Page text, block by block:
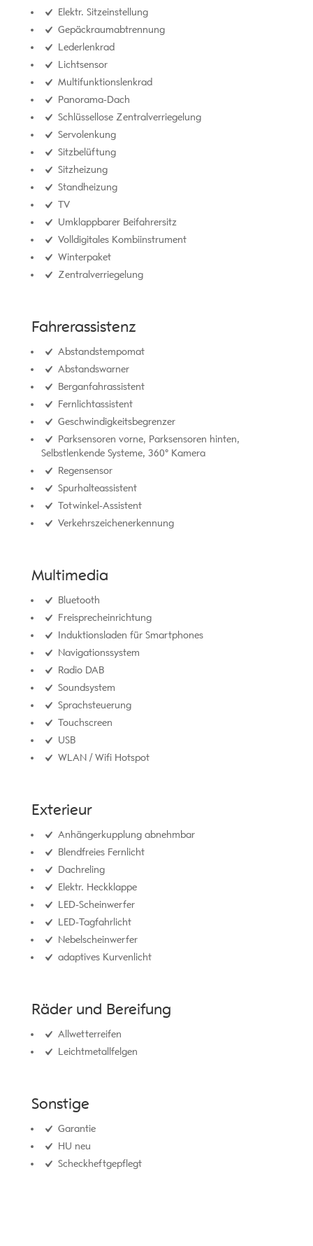
Elektr. Sitzeinstellung
Gepäckraumabtrennung
Lederlenkrad
Lichtsensor
Multifunktionslenkrad
Panorama-Dach
Schlüssellose Zentralverriegelung
Servolenkung
Sitzbelüftung
Sitzheizung
Standheizung
TV
Umklappbarer Beifahrersitz
Volldigitales Kombiinstrument
Winterpaket
Zentralverriegelung
Fahrerassistenz
Abstandstempomat
Abstandswarner
Berganfahrassistent
Fernlichtassistent
Geschwindigkeitsbegrenzer
Parksensoren vorne, Parksensoren hinten,
Selbstlenkende Systeme, 360° Kamera
Regensensor
Spurhalteassistent
Totwinkel-Assistent
Verkehrszeichenerkennung
Multimedia
Bluetooth
Freisprecheinrichtung
Induktionsladen für Smartphones
Navigationssystem
Radio DAB
Soundsystem
Sprachsteuerung
Touchscreen
USB
WLAN / Wifi Hotspot
Exterieur
Anhängerkupplung abnehmbar
Blendfreies Fernlicht
Dachreling
Elektr. Heckklappe
LED-Scheinwerfer
LED-Tagfahrlicht
Nebelscheinwerfer
adaptives Kurvenlicht
Räder und Bereifung
Allwetterreifen
Leichtmetallfelgen
Sonstige
Garantie
HU neu
Scheckheftgepflegt